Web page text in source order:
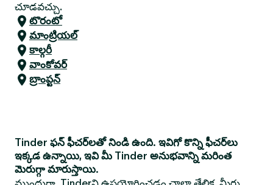
చూడవచ్చు.
టొరంటో
మాంట్రియల్
కాల్గరీ
వాంకోవర్
బ్రాంప్టన్
Tinder ఫన్ ఫీచర్‌లతో నిండి ఉంది. ఇవిగో కొన్ని ఫీచర్‌లు
ఇక్కడ ఉన్నాయి, ఇవి మీ Tinder అనుభవాన్ని మరింత
మెరుగ్గా మారుస్తాయి.